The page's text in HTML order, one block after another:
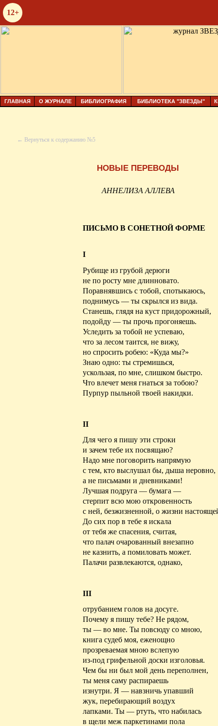
12+
ГЛАВНАЯ О ЖУРНАЛЕ БИБЛИОГРАФИЯ БИБЛИОТЕКА "ЗВЕЗДЫ"
← Вернуться к содержанию №5
НОВЫЕ ПЕРЕВОДЫ
АННЕЛИЗА АЛЛЕВА
ПИСЬМО В СОНЕТНОЙ ФОРМЕ
I
Рубище из грубой дерюги
не по росту мне длинновато.
Поравнявшись с тобой, спотыкаюсь,
поднимусь — ты скрылся из вида.
Станешь, глядя на куст придорожный,
подойду — ты прочь прогоняешь.
Уследить за тобой не успеваю,
что за лесом таится, не вижу,
но спросить робею: «Куда мы?»
Знаю одно: ты стремишься,
ускользая, по мне, слишком быстро.
Что влечет меня гнаться за тобою?
Пурпур пыльной твоей накидки.
II
Для чего я пишу эти строки
и зачем тебе их посвящаю?
Надо мне поговорить напрямую
с тем, кто выслушал бы, дыша неровно,
а не письмами и дневниками!
Лучшая подруга — бумага —
стерпит всю мою откровенность
с ней, безжизненной, о жизни
До сих пор в тебе я искала
от тебя же спасения, считая,
что палач очарованный внезапно
не казнить, а помиловать может.
Палачи развлекаются, однако,
III
отрубанием голов на досуге.
Почему я пишу тебе? Не рядом,
ты — во мне. Ты повсюду со мною,
книга судеб моя, еженощно
прозреваемая мною вслепую
из-под грифельной доски изголовья.
Чем бы ни был мой день переполнен,
ты меня саму распираешь
изнутри. Я — навзничь упавший
жук, перебирающий воздух
лапками. Ты — ртуть, что набилась
в щели меж паркетинами пола